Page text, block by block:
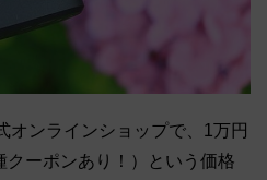
オンラインショップで、1万円
クーポンあり！）という価格